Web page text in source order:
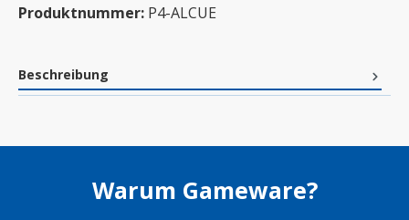
Produktnummer: P4-ALCUE
Beschreibung
Warum Gameware?